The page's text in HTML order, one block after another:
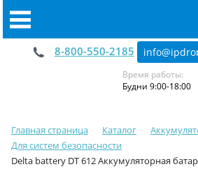
8-800-550-2185
Время работы:
Будни 9:00-18:00
Главная страница Каталог
Для систем безопасности
Delta battery DT 612 Аккумуляторная